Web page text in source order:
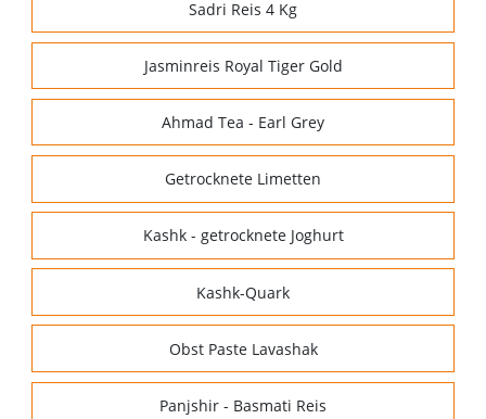
Sadri Reis 4 Kg
Jasminreis Royal Tiger Gold
Ahmad Tea - Earl Grey
Getrocknete Limetten
Kashk - getrocknete Joghurt
Kashk-Quark
Obst Paste Lavashak
Panjshir - Basmati Reis